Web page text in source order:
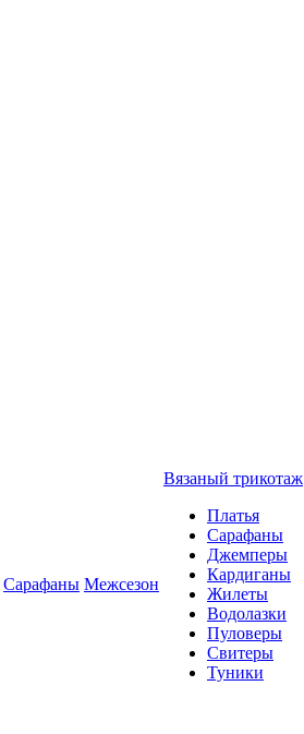
Сарафаны Межсезон
Вязаный трикотаж
Платья
Сарафаны
Джемперы
Кардиганы
Жилеты
Водолазки
Пуловеры
Свитеры
Туники